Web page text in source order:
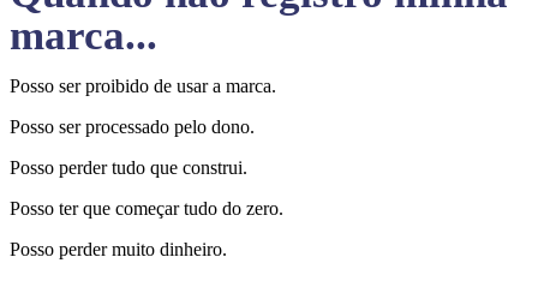
marca...
Posso ser proibido de usar a marca.
Posso ser processado pelo dono.
Posso perder tudo que construi.
Posso ter que começar tudo do zero.
Posso perder muito dinheiro.